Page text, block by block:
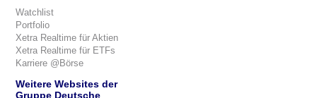
Watchlist
Portfolio
Xetra Realtime für Aktien
Xetra Realtime für ETFs
Karriere @Börse
Weitere Websites der
Gruppe Deutsche